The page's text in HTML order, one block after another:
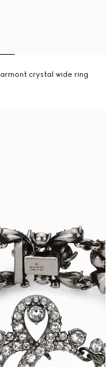
crystal wide ring